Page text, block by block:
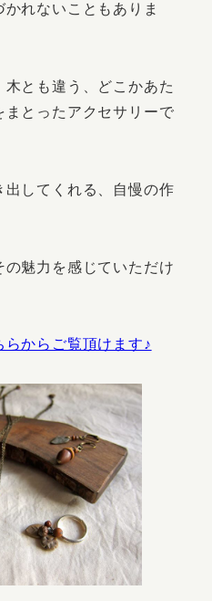
れないこともありま
とも違う、どこかあた
まとったアクセサリーで
出してくれる、自慢の作
魅力を感じていただけ
からご覧頂けます♪